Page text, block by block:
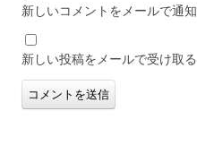
新しいコメントをメールで通知
新しい投稿をメールで受け取る